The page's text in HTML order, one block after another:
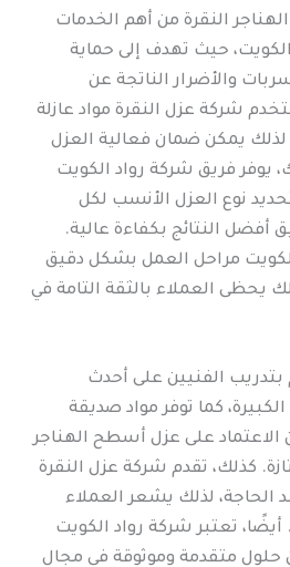
النقرة من أهم الخدمات
حيث تهدف إلى حماية
والأضرار الناتجة عن
شركة عزل النقرة مواد عازلة
لذلك يمكن ضمان فعالية العزل
يوفر فريق شركة رواد الكويت
نوع العزل الأنسب لكل
النتائج بكفاءة عالية.
مراحل العمل بشكل دقيق
يحظى العملاء بالثقة التامة في
الفنيين على أحدث
كما توفر مواد صديقة
الاعتماد على عزل أسطح الهناجر
كذلك، تقدم شركة عزل النقرة
الحاجة، لذلك يشعر العملاء
أيضًا، تعتبر شركة رواد الكويت
متقدمة وموثوقة في مجال